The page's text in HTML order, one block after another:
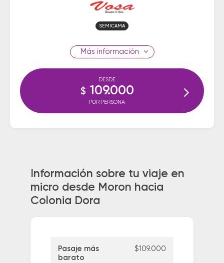
SEMICAMA
información
DESDE
$ 109.000
POR PERSONA
Información sobre tu viaje en
micro desde Moron hacia
Colonia Dora
Pasaje más
barato
$109.000